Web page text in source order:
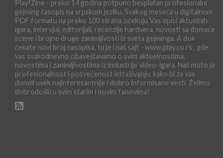
Play!Zine - preko 14 godina potpuno besplatan profesionalni
gejming časopis na srpskom jeziku. Svakog meseca u digitalnom
PDF formatu na preko 100 strana očekuju Vas opisi aktuelnih
igara, intervjui, editorijali, recenzije hardvera, novosti sa domaće
scene i brojne druge zanimljivosti iz sveta gejminga. A dok
čekate novi broj časopisa, tu je i naš sajt - www.play.co.rs , gde
vas svakodnevno obaveštavamo o svim aktuelnostima,
novostima i zanimljivostima iz industrije video-igara. Naš moto je
profesionalnost i posvećenost istraživanju, kako bi za vas
doneli uvek najinteresantnije i dobro informisane vesti. Želimo
dobrodošlicu svim starim i novim fanovima!